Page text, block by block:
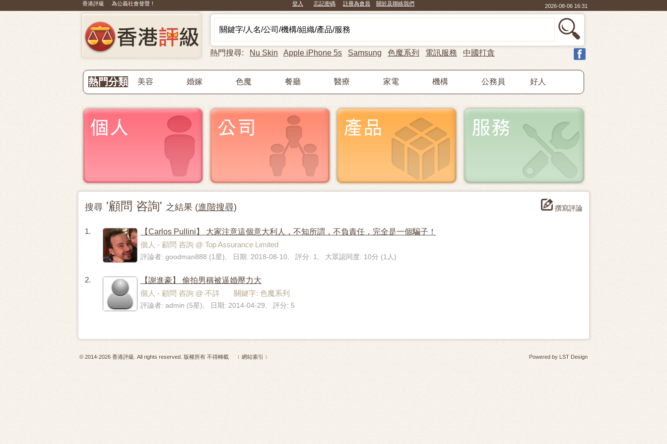
香港評級 為公義社會發聲！ 登入 忘記密碼 註冊為會員 關於及聯絡我們 2026-08-06 16:31
熱門搜尋: Nu Skin Apple iPhone 5s Samsung 色魔系列 電訊服務 中國打貪
熱門分類 美容 婚嫁 色魔 餐廳 醫療 家電 機構 公務員 好人
搜尋'顧問 咨詢' 之結果 (進階搜尋) 撰寫評論
1.
【Carlos Pullini】 大家注意這個意大利人，不知所謂，不負責任，完全是一個騙子！
個人 - 顧問 咨詢 @ Top Assurance Limited
評論者: goodman888 (1星), 日期: 2018-08-10, 評分: 1, 大眾認同度: 10分 (1人)
2.
【謝進豪】 偷拍男稱被逼婚壓力大
個人 - 顧問 咨詢 @ 不詳 關鍵字: 色魔系列
評論者: admin (5星), 日期: 2014-04-29, 評分: 5
© 2014-2026 香港評級. All rights reserved. 版權所有 不得轉載 ﹝網站索引﹞ Powered by LST Design